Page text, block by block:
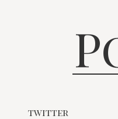
twitter